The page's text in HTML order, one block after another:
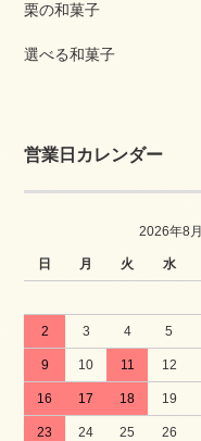
栗の和菓子
選べる和菓子
営業日カレンダー
2026年8月
日 月 火 水
2 3 4 5
9 10 11 12
16 17 18 19
23 24 25 26